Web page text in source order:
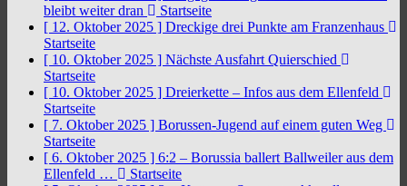
bleibt weiter dran
Startseite
[ 12. Oktober 2025 ] Dreckige drei Punkte am Franzenhaus
Startseite
[ 10. Oktober 2025 ] Nächste Ausfahrt Quierschied
Startseite
[ 10. Oktober 2025 ] Dreierkette – Infos aus dem Ellenfeld
Startseite
[ 7. Oktober 2025 ] Borussen-Jugend auf einem guten Weg
Startseite
[ 6. Oktober 2025 ] 6:2 – Borussia ballert Ballweiler aus dem
Ellenfeld …
Startseite